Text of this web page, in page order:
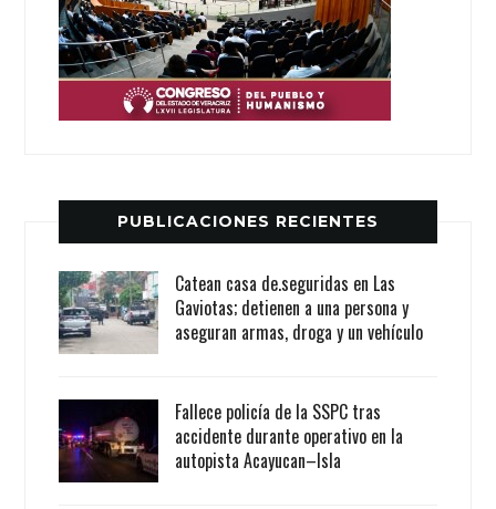
PUBLICACIONES RECIENTES
Catean casa de.seguridas en Las
Gaviotas; detienen a una persona y
aseguran armas, droga y un vehículo
Fallece policía de la SSPC tras
accidente durante operativo en la
autopista Acayucan–Isla